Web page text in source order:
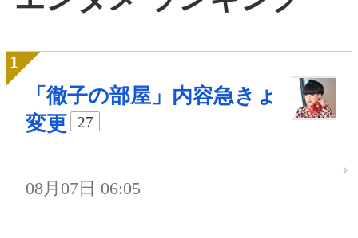
「徹子の部屋」内容急きょ
変更
27
08月07日 06:05